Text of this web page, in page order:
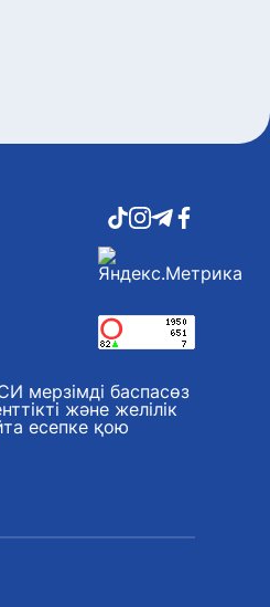
мерзімді баспасөз
және желілік
есепке қою